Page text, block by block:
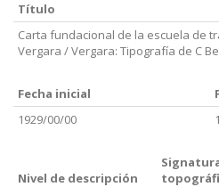
Título
Carta fundacional de la escuela de
Vergara / Vergara: Tipografía de C
Fecha inicial
1929/00/00
Nivel de descripción